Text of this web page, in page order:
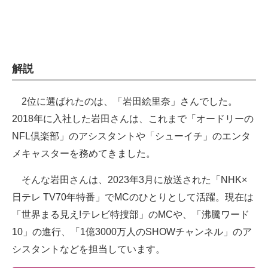
解説
2位に選ばれたのは、「岩田絵里奈」さんでした。
2018年に入社した岩田さんは、これまで「オードリーの
NFL倶楽部」のアシスタントや「シューイチ」のエンタ
メキャスターを務めてきました。
そんな岩田さんは、2023年3月に放送された「NHK×
日テレ TV70年特番」でMCのひとりとして活躍。現在は
「世界まる見え!テレビ特捜部」のMCや、「沸騰ワード
10」の進行、「1億3000万人のSHOWチャンネル」のア
シスタントなどを担当しています。